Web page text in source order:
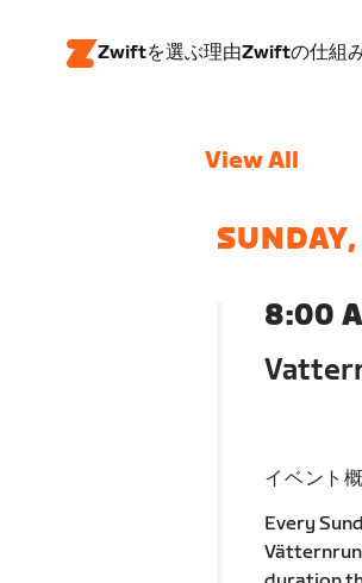
Zwiftを選ぶ理由Zwiftの仕組
View All
8:00
イベント
Every